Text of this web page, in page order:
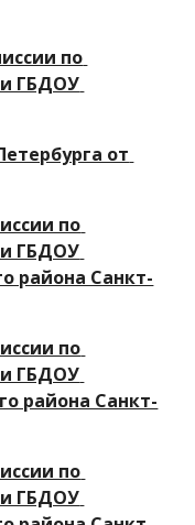
по
ГБДОУ
по
ГБДОУ
района Санкт-
по
ГБДОУ
района Санкт-
по
ГБДОУ